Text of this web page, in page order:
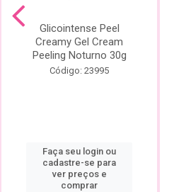
Glicointense Peel
Creamy Gel Cream
Peeling Noturno 30g
Código: 23995
Faça seu login ou
cadastre-se para
ver preços e
comprar